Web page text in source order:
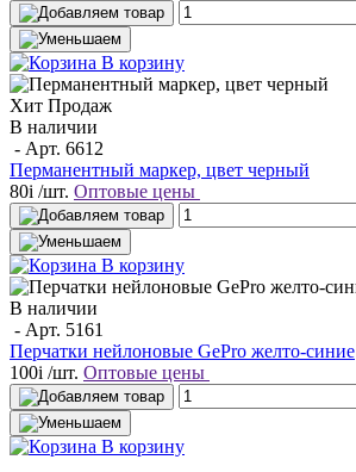
В корзину
Хит Продаж
В наличии
- Арт. 6612
Перманентный маркер, цвет черный
80i /шт. Оптовые цены
В корзину
В наличии
- Арт. 5161
Перчатки нейлоновые GePro желто-синие
100i /шт. Оптовые цены
В корзину